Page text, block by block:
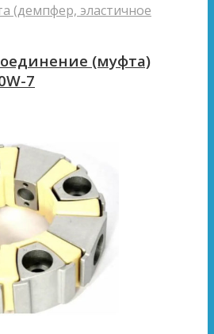
(демпфер, эластичное
(муфта)
7